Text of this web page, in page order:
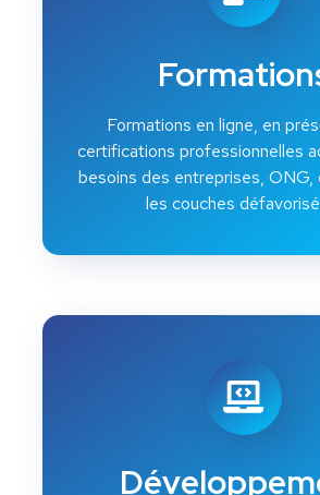
Formations en ligne, en
certifications professionnelles
besoins des entreprises,
les couches